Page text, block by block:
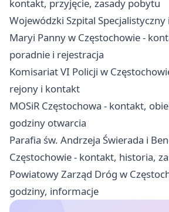
kontakt, przyjęcie, zasady pobytu
Wojewódzki Szpital
Maryi Panny w Częstochowie -
poradnie i rejestracja
Komisariat VI Policji w
rejony i kontakt
MOSiR Częstochowa - kontakt,
godziny otwarcia
Parafia św. Andrzeja Świerada i
Częstochowie - kontakt, historia,
Powiatowy Zarząd Dróg w
godziny, informacje